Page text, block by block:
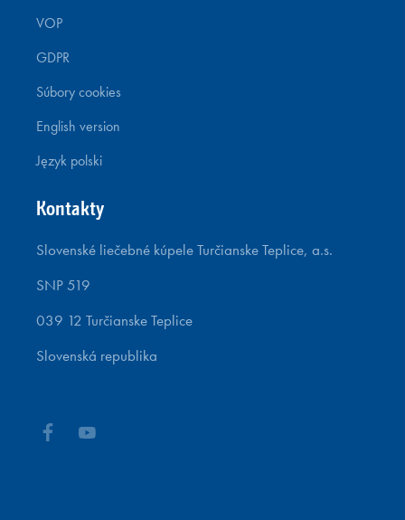
VOP
GDPR
Súbory cookies
English version
Język polski
Kontakty
Slovenské liečebné kúpele Turčianske Teplice, a.s.
SNP 519
039 12 Turčianske Teplice
Slovenská republika